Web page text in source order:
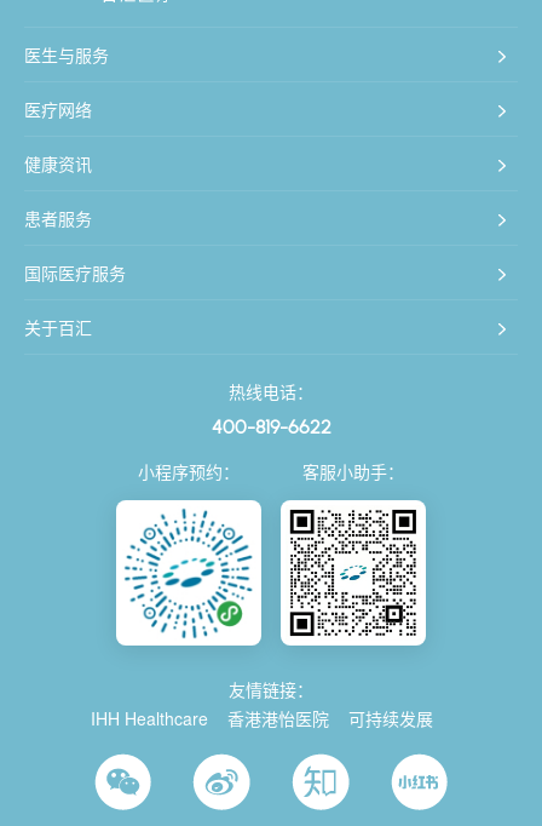
医生与服务
医疗网络
健康资讯
患者服务
国际医疗服务
关于百汇
热线电话：
400-819-6622
小程序预约： 客服小助手：
友情链接：
IHH Healthcare
香港港怡医院 可持续发展